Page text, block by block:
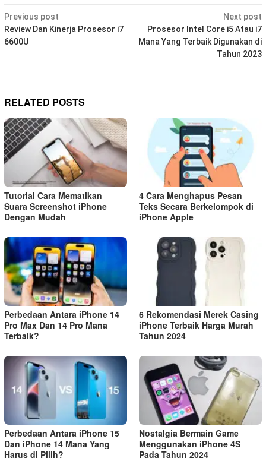
Post
navigation
Previous post
Review Dan Kinerja Prosesor i7
6600U
Next post
Prosesor Intel Core i5 Atau i7
Mana Yang Terbaik Digunakan di
Tahun 2023
RELATED POSTS
Tutorial Cara Mematikan
Suara Screenshot iPhone
Dengan Mudah
4 Cara Menghapus Pesan
Teks Secara Berkelompok di
iPhone Apple
Perbedaan Antara iPhone 14
Pro Max Dan 14 Pro Mana
Terbaik?
6 Rekomendasi Merek Casing
iPhone Terbaik Harga Murah
Tahun 2024
Perbedaan Antara iPhone 15
Dan iPhone 14 Mana Yang
Harus di Pilih?
Nostalgia Bermain Game
Menggunakan iPhone 4S
Pada Tahun 2024